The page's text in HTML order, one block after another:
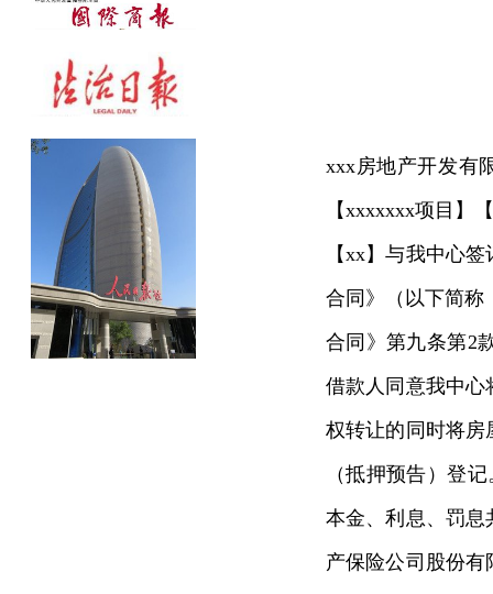
xxx房地产开发有
【xxxxxxx项目】【
【xx】与我中心签
合同》（以下简称
合同》第九条第2
借款人同意我中心
权转让的同时将房
（抵押预告）登
本金、利息、罚息
产保险公司股份